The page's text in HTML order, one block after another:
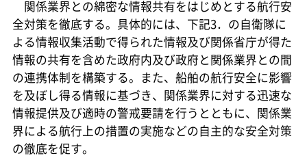
関係業界との綿密な情報共有をはじめとする航行安
全対策を徹底する。具体的には、下記3．の自衛隊に
よる情報収集活動で得られた情報及び関係省庁が得た
情報の共有を含めた政府内及び政府と関係業界との間
の連携体制を構築する。また、船舶の航行安全に影響
を及ぼし得る情報に基づき、関係業界に対する迅速な
情報提供及び適時の警戒要請を行うとともに、関係業
界による航行上の措置の実施などの自主的な安全対策
の徹底を促す。